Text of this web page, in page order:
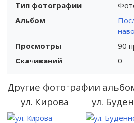
Тип фотографии
Альбом
Просмотры
90
Скачиваний
0
Другие фотографии
ул. Кирова
ул.